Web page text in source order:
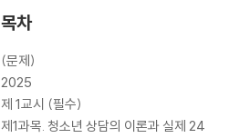
목차
(문제)
2025
제 1교시 (필수)
제1과목. 청소년 상담의 이론과 실제 24